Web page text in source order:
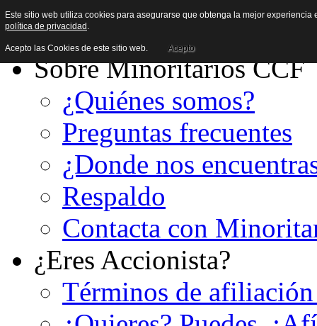
Sobre Minoritarios CCF
¿Quiénes somos?
Preguntas frecuentes
¿Donde nos
Respaldo
Contacta con
¿Eres Accionista?
Términos de
Este sitio web utiliza cookies para asegurarse que obtenga la mejor
política de privacidad .
Acepto las Cookies de este sitio web. Acepto